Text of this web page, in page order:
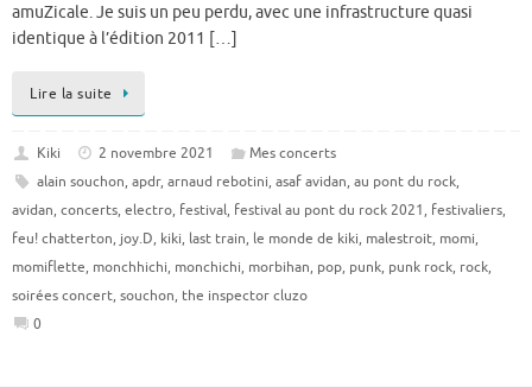
amuZicale. Je suis un peu perdu, avec une infrastructure quasi
identique à l’édition 2011 […]
Lire la suite
Kiki 2 novembre 2021
Mes concerts
alain souchon, apdr, arnaud rebotini, asaf avidan, au pont du rock,
avidan, concerts, electro, festival, festival au pont du rock 2021, festivaliers,
feu! chatterton, joy.D, kiki, last train, le monde de kiki, malestroit, momi,
momiflette, monchhichi, monchichi, morbihan, pop, punk, punk rock, rock,
soirées concert, souchon, the inspector cluzo
0